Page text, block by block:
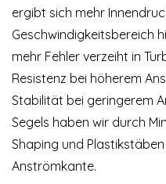
ergibt sich mehr
Geschwindigkeitsbereich
mehr Fehler verzeiht in
Resistenz bei höherem
Stabilität bei geringerem
Segels haben wir durch
Shaping und
Anströmkante.